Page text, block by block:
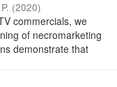
(2020)
commercials, we
of necromarketing
demonstrate that